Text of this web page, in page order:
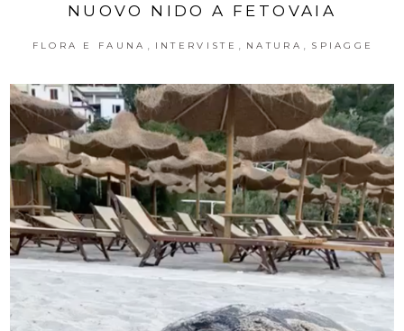
NUOVO NIDO A FETOVAIA
FLORA E FAUNA INTERVISTE NATURA SPIAGGE